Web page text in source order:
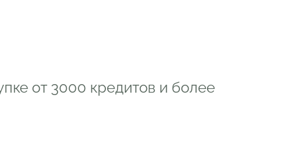
от 3000 кредитов и более